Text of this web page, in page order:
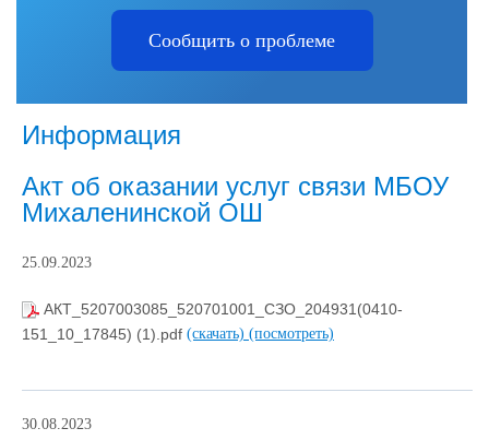
Сообщить о проблеме
Информация
Акт об оказании услуг связи МБОУ
Михаленинской ОШ
25.09.2023
АКТ_5207003085_520701001_СЗО_204931(0410-
151_10_17845) (1).pdf (скачать) (посмотреть)
30.08.2023